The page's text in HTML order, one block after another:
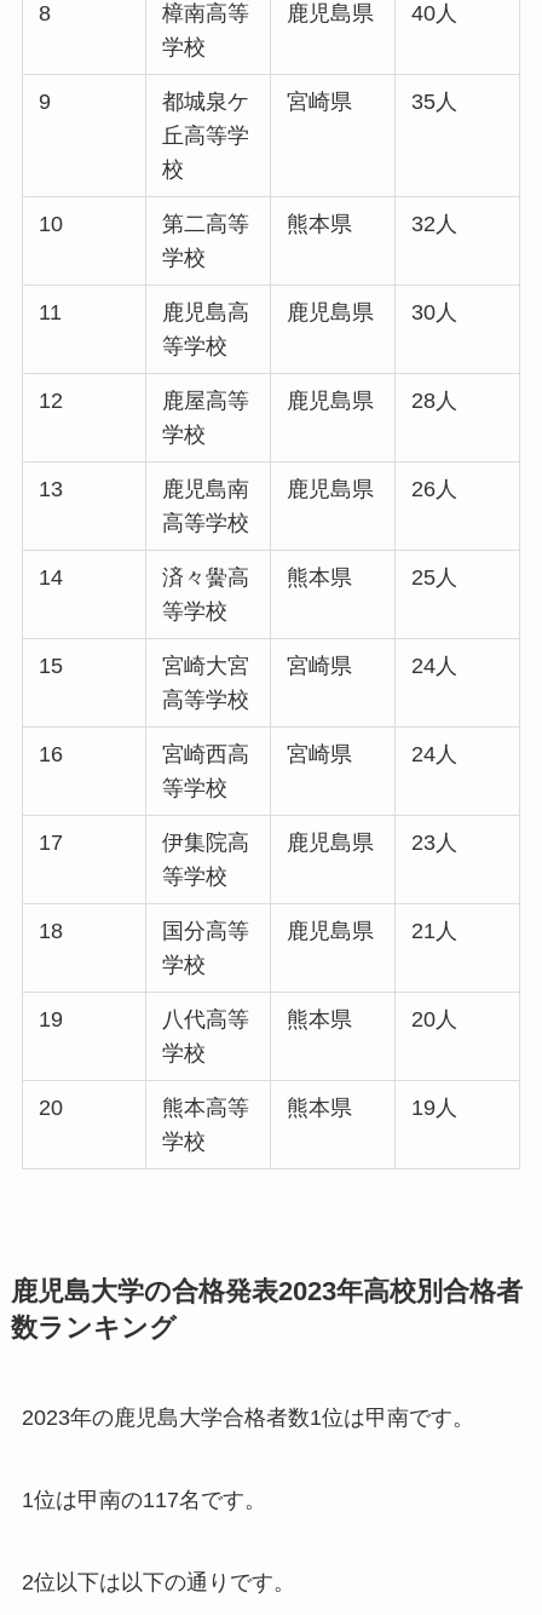
8
樟南高等
学校
鹿児島県 40人
9
都城泉ケ
丘高等学
校
宮崎県 35人
10
第二高等
学校
熊本県 32人
11
鹿児島高
等学校
鹿児島県 30人
12
鹿屋高等
学校
鹿児島県 28人
13
鹿児島南
高等学校
鹿児島県 26人
14
済々黌高
等学校
熊本県 25人
15
宮崎大宮
高等学校
宮崎県 24人
16
宮崎西高
等学校
宮崎県 24人
17
伊集院高
等学校
鹿児島県 23人
18
国分高等
学校
鹿児島県 21人
19
八代高等
学校
熊本県 20人
20
熊本高等
学校
熊本県 19人
鹿児島大学の合格発表2023年高校別合格者
数ランキング
2023年の鹿児島大学合格者数1位は甲南です。
1位は甲南の117名です。
2位以下は以下の通りです。